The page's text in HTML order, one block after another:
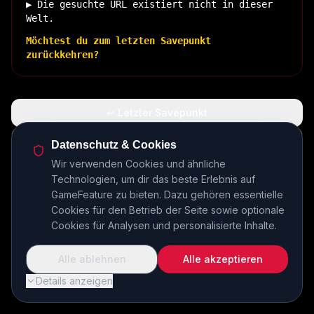
▶ Die gesuchte URL existiert nicht in dieser
Welt.
Möchtest du zum letzten Savepunkt
zurückkehren?
🏠 Zurück zur Basis
INSERT COIN TO CONTINUE...
Datenschutz & Cookies
Wir verwenden Cookies und ähnliche
Technologien, um dir das beste Erlebnis auf
GameFeature zu bieten. Dazu gehören essentielle
Cookies für den Betrieb der Seite sowie optionale
Cookies für Analysen und personalisierte Inhalte.
Details anzeigen
Alle ablehnen Alle akzeptieren